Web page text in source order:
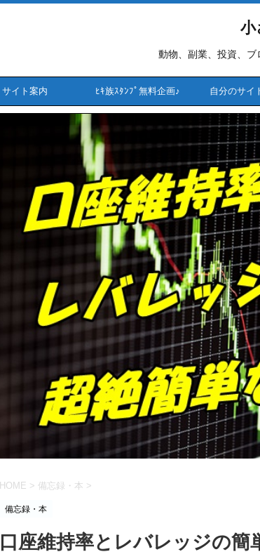
小
動物、副業、投資、ブ
サイト案内 ﾋｷ族ｽﾀﾝﾌﾟ無料企画♪ 自分のサイ
HOME > 備忘録・本 >
備忘録・本
口座維持率とレバレッジの簡